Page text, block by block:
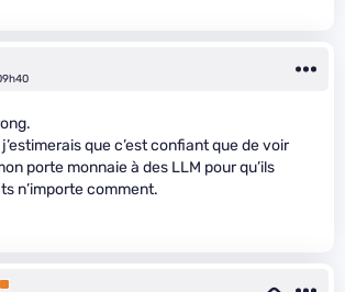
que c’est confiant que de voir
porte monnaie à des LLM pour qu’ils
n’importe comment.
Premium